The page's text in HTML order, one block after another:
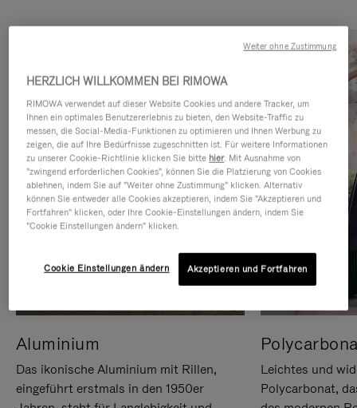
Aluminium
Das ikonische Aluminium mit Rillen,
eingeführt erstmals in den 1950er
Leichtes und
Polycarbonat,
HERZLICH WILLKOMMEN BEI RIMOWA
RIMOWA verwendet auf dieser Website Cookies und andere Tracker, um
Ihnen ein optimales Benutzererlebnis zu bieten, den Website-Traffic zu
messen, die Social-Media-Funktionen zu optimieren und Ihnen Werbung zu
zeigen, die auf Ihre Bedürfnisse zugeschnitten ist. Für weitere Informationen
zu unserer Cookie-Richtlinie klicken Sie bitte hier. Mit Ausnahme von
"zwingend erforderlichen Cookies", können Sie die Platzierung von Cookies
ablehnen, indem Sie auf "Weiter ohne Zustimmung" klicken. Alternativ
können Sie entweder alle Cookies akzeptieren, indem Sie "Akzeptieren und
Fortfahren" klicken, oder Ihre Cookie-Einstellungen ändern, indem Sie
"Cookie Einstellungen ändern" klicken.
Cookie Einstellungen ändern Akzeptieren und Fortfahren
Weiter ohne Zustimmung